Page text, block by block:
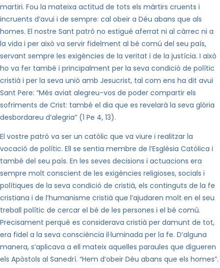
martiri. Fou la mateixa actitud de tots els màrtirs cruents i
incruents d’avui i de sempre: cal obeir a Déu abans que als
homes. El nostre Sant patró no estigué aferrat ni al càrrec ni a
la vida i per això va servir fidelment al bé comú del seu país,
servant sempre les exigències de la veritat i de la justícia. I això
ho va fer també i principalment per la seva condició de polític
cristià i per la seva unió amb Jesucrist, tal com ens ha dit avui
Sant Pere: “Més aviat alegreu-vos de poder compartir els
sofriments de Crist: també el dia que es revelarà la seva glòria
desbordareu d’alegria” (1 Pe 4, 13).
El vostre patró va ser un catòlic que va viure i realitzar la
vocació de polític. Ell se sentia membre de l’Església Catòlica i
també del seu país. En les seves decisions i actuacions era
sempre molt conscient de les exigències religioses, socials i
polítiques de la seva condició de cristià, els continguts de la fe
cristiana i de l’humanisme cristià que l’ajudaren molt en el seu
treball polític de cercar el bé de les persones i el bé comú.
Precisament perquè es considerava cristià per damunt de tot,
era fidel a la seva consciència il·luminada per la fe. D’alguna
manera, s’aplicava a ell mateix aquelles paraules que digueren
els Apòstols al Sanedrí. “Hem d’obeir Déu abans que els homes”.